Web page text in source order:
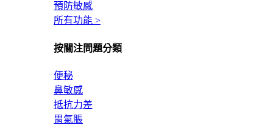
預防敏感
所有功能 >
按關注問題分類
便秘
鼻敏感
抵抗力差
胃氣脹